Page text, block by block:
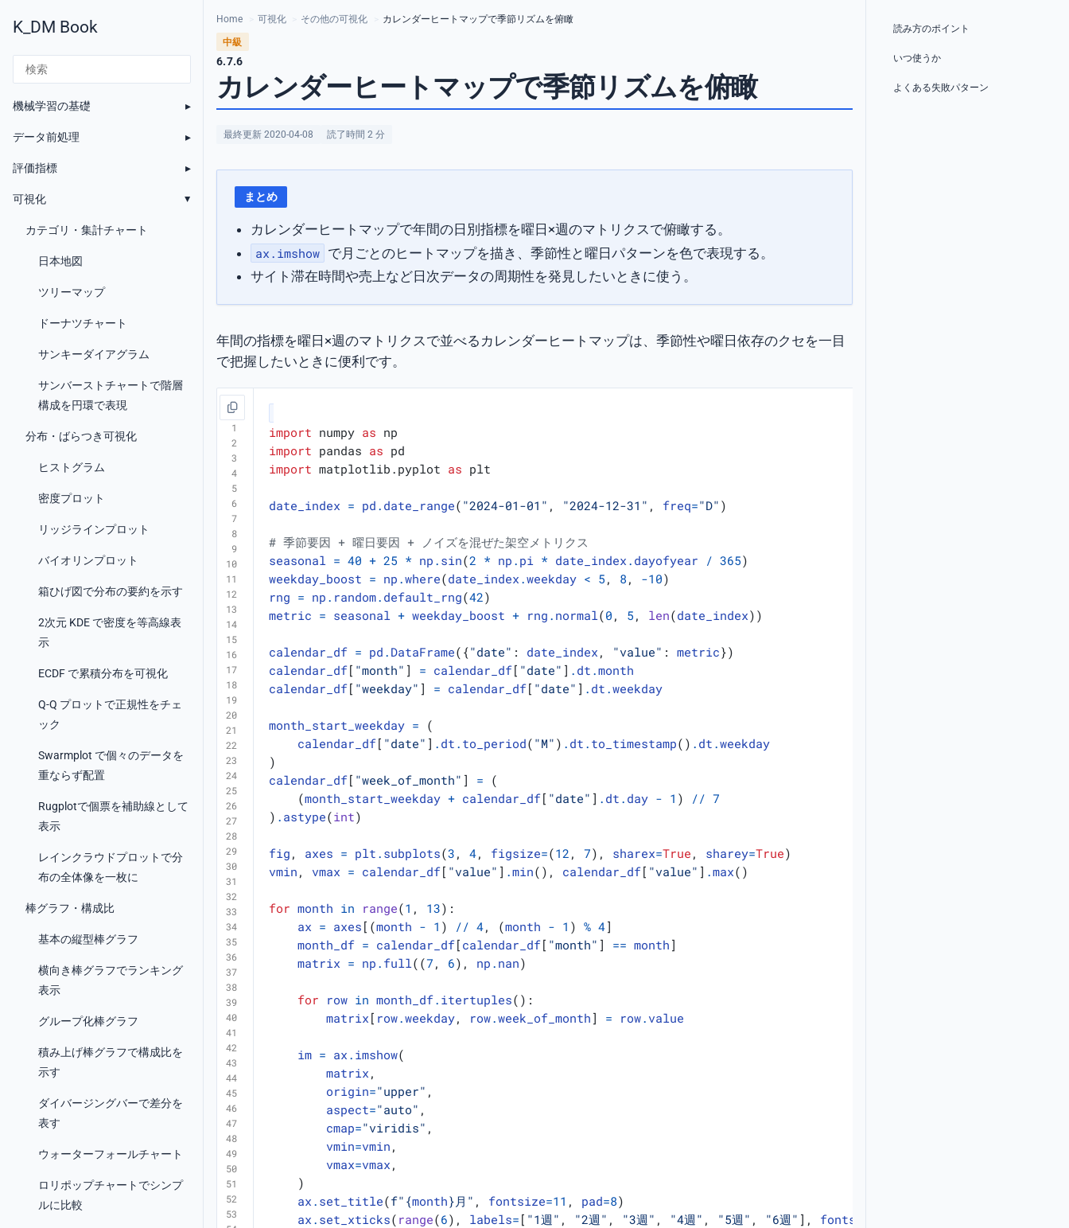
K_DM Book
機械学習の基礎
データ前処理
評価指標
可視化
カテゴリ・集計チャート
日本地図
ツリーマップ
ドーナツチャート
サンキーダイアグラム
サンバーストチャートで階層
構成を円環で表現
分布・ばらつき可視化
ヒストグラム
密度プロット
リッジラインプロット
バイオリンプロット
箱ひげ図で分布の要約を示す
2次元 KDE で密度を等高線表
示
ECDF で累積分布を可視化
Q-Q プロットで正規性をチェ
ック
Swarmplot で個々のデータを
重ならず配置
Rugplotで個票を補助線として
表示
レインクラウドプロットで分
布の全体像を一枚に
棒グラフ・構成比
基本の縦型棒グラフ
横向き棒グラフでランキング
表示
グループ化棒グラフ
積み上げ棒グラフで構成比を
示す
ダイバージングバーで差分を
表す
ウォーターフォールチャート
ロリポップチャートでシンプ
ルに比較
Home 可視化 その他の可視化 カレンダーヒートマップで季節リズムを俯瞰
中級
6.7.6
カレンダーヒートマップで季節リズムを俯瞰
最終更新 2020-04-08 読了時間 2 分
まとめ
カレンダーヒートマップで年間の日別指標を曜日×週のマトリクスで俯瞰する。
ax.imshow で月ごとのヒートマップを描き、季節性と曜日パターンを色で表現する。
サイト滞在時間や売上など日次データの周期性を発見したいときに使う。
年間の指標を曜日×週のマトリクスで並べるカレンダーヒートマップは、季節性や曜日依存のクセを一目
で把握したいときに便利です。
import numpy as np
import pandas as pd
import matplotlib.pyplot as plt
date_index = pd . date_range( "2024-01-01" , "2024-12-31" , freq="D" )
# 季節要因 + 曜日要因 + ノイズを混ぜた架空メトリクス
seasonal = 40 + 25 * np . sin(2 * np . pi * date_index . dayofyear / 365)
weekday_boost = np .where(date_index .weekday < 5 , 8 , -10)
rng = np . random. default_rng(42)
metric = seasonal + weekday_boost + rng . normal(0 , 5 , len(date_index))
calendar_df = pd . DataFrame({"date" : date_index , "value" : metric})
calendar_df[ "month" ] = calendar_df[ "date" ] . dt .month
calendar_df[ "weekday" ] = calendar_df[ "date" ] . dt .weekday
month_start_weekday =
(
calendar_df[ "date" ] . dt . to_period( "M" ) . dt . to_timestamp() . dt .weekday
)
calendar_df[ "week_of_month" ] =
(
(month_start_weekday + calendar_df[ "date" ] . dt . day - 1 ) // 7
) . astype(int)
fig , axes = plt . subplots(3 , 4, figsize=(12 , 7), sharex=True , sharey=True)
vmin , vmax = calendar_df[ "value" ] .min(), calendar_df[ "value" ] .max()
for month in range(1 , 13):
ax = axes [(month - 1 ) // 4, (month - 1 ) % 4]
month_df = calendar_df[ calendar_df[ "month" ] == month ]
matrix = np . full((7 , 6), np . nan)
for row in month_df. itertuples():
matrix [ row.weekday, row.week_of_month ] = row. value
im = ax . imshow(
matrix ,
origin="upper" ,
aspect="auto" ,
cmap="viridis" ,
vmin=vmin ,
vmax=vmax ,
)
ax . set_title(f" {month} 月" , fontsize=11 , pad=8)
ax . set_xticks( range(6), labels= [ "1週" , "2週" , "3週" , "4週" , "5週" , "6週" ], fontsize
読み方のポイント
いつ使うか
よくある失敗パターン